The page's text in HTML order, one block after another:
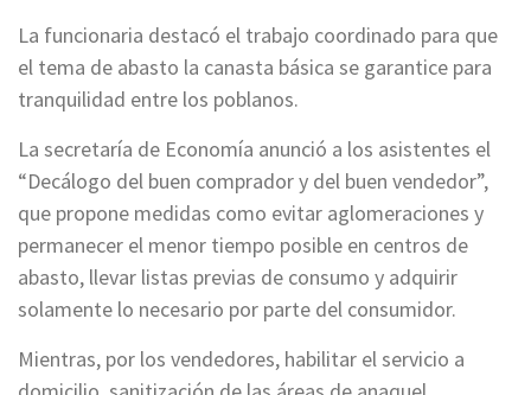
La funcionaria destacó el trabajo coordinado para que
el tema de abasto la canasta básica se garantice para
tranquilidad entre los poblanos.
La secretaría de Economía anunció a los asistentes el
“Decálogo del buen comprador y del buen vendedor”,
que propone medidas como evitar aglomeraciones y
permanecer el menor tiempo posible en centros de
abasto, llevar listas previas de consumo y adquirir
solamente lo necesario por parte del consumidor.
Mientras, por los vendedores, habilitar el servicio a